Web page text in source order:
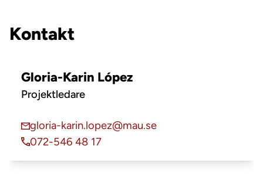
Kontakt
Gloria-Karin López
Projektledare
gloria-karin.lopez@mau.se
072-546 48 17